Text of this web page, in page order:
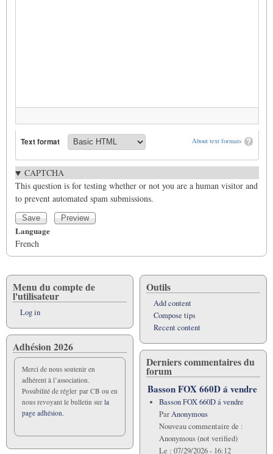
About text formats
Text format
CAPTCHA
This question is for testing whether or not you are a human visitor and
to prevent automated spam submissions.
Language
French
Menu du compte de
l'utilisateur
Log in
Adhésion 2026
Merci de nous soutenir en
adhérent à l’association.
Possibilité de régler par CB ou en
nous revoyant le bulletin sur la
page adhésion.
Outils
Add content
Compose tips
Recent content
Derniers commentaires du
forum
Basson FOX 660D á vendre
Basson FOX 660D á vendre
ParAnonymous
Nouveau commentaire de :
Anonymous (not verified)
Le : 07/29/2026 - 16:12